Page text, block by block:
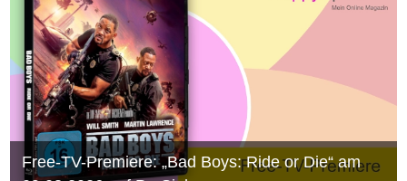
Free-TV-Premiere: „Bad Boys: Ride or Die“ am